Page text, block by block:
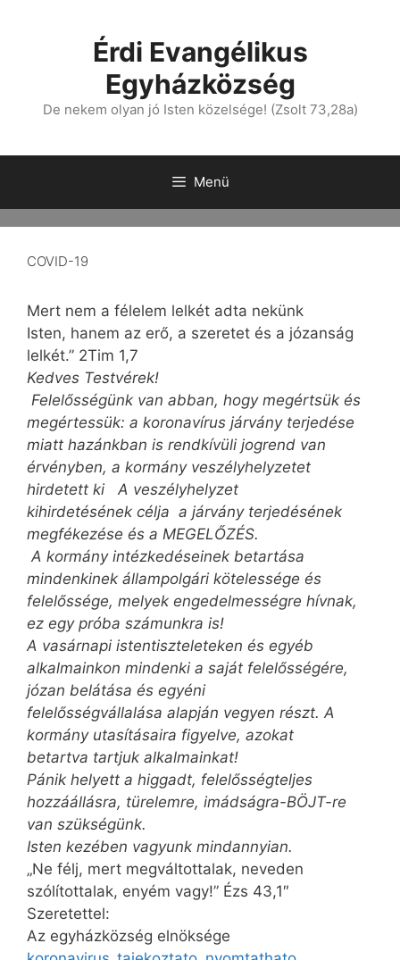
Érdi Evangélikus
Egyházközség
De nekem olyan jó Isten közelsége! (Zsolt 73,28a)
Menü
COVID-19
Mert nem a félelem lelkét adta nekünk
Isten, hanem az erő, a szeretet és a józanság
lelkét.” 2Tim 1,7
Kedves Testvérek!
Felelősségünk van abban, hogy megértsük és
megértessük: a koronavírus járvány terjedése
miatt hazánkban is rendkívüli jogrend van
érvényben, a kormány veszélyhelyzetet
hirdetett ki A veszélyhelyzet
kihirdetésének célja a járvány terjedésének
megfékezése és a MEGELŐZÉS.
A kormány intézkedéseinek betartása
mindenkinek állampolgári kötelessége és
felelőssége, melyek engedelmességre hívnak,
ez egy próba számunkra is!
A vasárnapi istentiszteleteken és egyéb
alkalmainkon mindenki a saját felelősségére,
józan belátása és egyéni
felelősségvállalása alapján vegyen részt. A
kormány utasításaira figyelve, azokat
betartva tartjuk alkalmainkat!
Pánik helyett a higgadt, felelősségteljes
hozzáállásra, türelemre, imádságra-BÖJT-re
van szükségünk.
Isten kezében vagyunk mindannyian.
„Ne félj, mert megváltottalak, neveden
szólítottalak, enyém vagy!” Ézs 43,1″
Szeretettel:
Az egyházközség elnöksége